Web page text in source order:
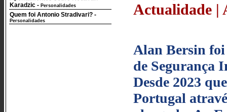
Karadzic - Personalidades
Quem foi Antonio Stradivari? -
Personalidades
Actualidade |
Alan Bersin
de Segurança
Desde 2023
Portugal